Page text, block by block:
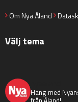
Om Nya Åland
Välj tema
Häng med